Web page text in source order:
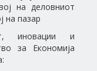
на деловниот
на пазар
иновации и
за Економија